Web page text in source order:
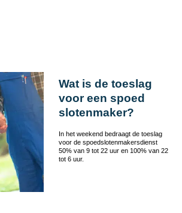
Wat is de toeslag
voor een spoed
slotenmaker?
In het weekend bedraagt de toeslag
voor de spoedslotenmakersdienst
50% van 9 tot 22 uur en 100% van 22
tot 6 uur.